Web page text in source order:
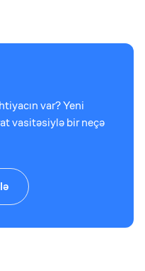
var? Yeni
vasitəsiylə bir neçə